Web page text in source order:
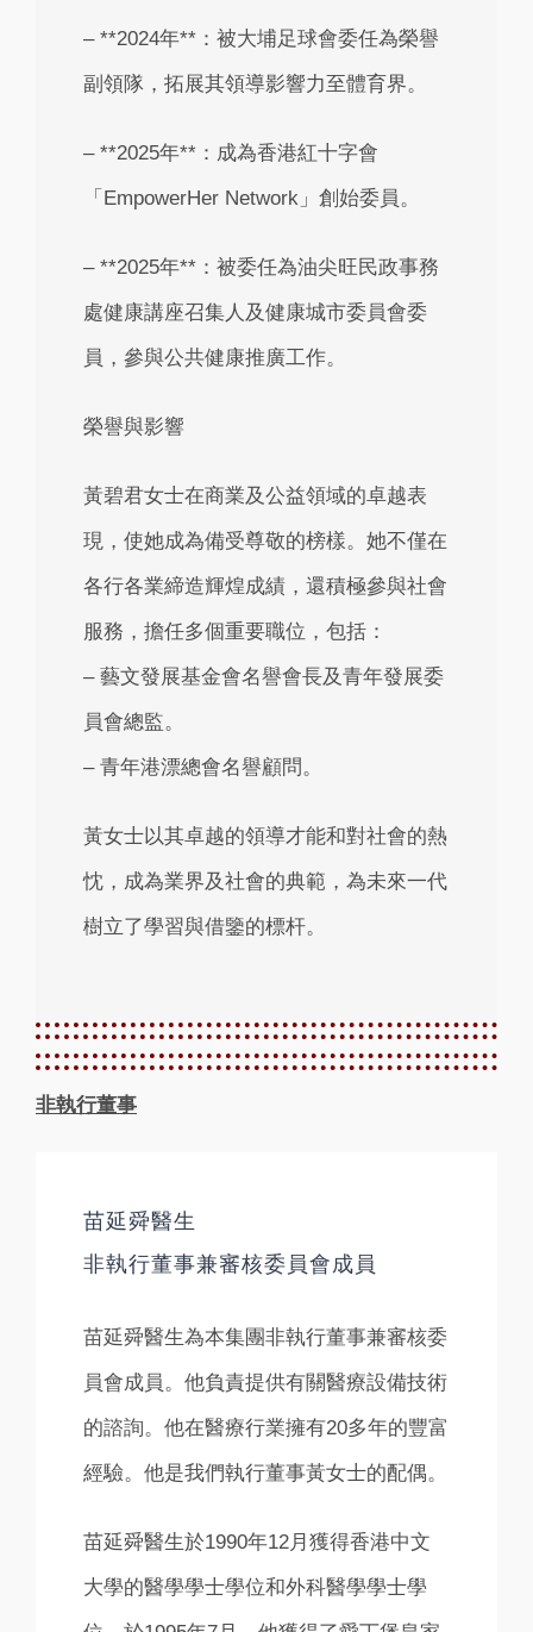
– **2024年**：被大埔足球會委任為榮譽
副領隊，拓展其領導影響力至體育界。
– **2025年**：成為香港紅十字會
「EmpowerHer Network」創始委員。
– **2025年**：被委任為油尖旺民政事務
處健康講座召集人及健康城市委員會委
員，參與公共健康推廣工作。
榮譽與影響
黃碧君女士在商業及公益領域的卓越表
現，使她成為備受尊敬的榜樣。她不僅在
各行各業締造輝煌成績，還積極參與社會
服務，擔任多個重要職位，包括：
– 藝文發展基金會名譽會長及青年發展委
員會總監。
– 青年港漂總會名譽顧問。
黃女士以其卓越的領導才能和對社會的熱
忱，成為業界及社會的典範，為未來一代
樹立了學習與借鑒的標杆。
非執行董事
苗延舜醫生
非執行董事兼審核委員會成員
苗延舜醫生為本集團非執行董事兼審核委
員會成員。他負責提供有關醫療設備技術
的諮詢。他在醫療行業擁有20多年的豐富
經驗。他是我們執行董事黃女士的配偶。
苗延舜醫生於1990年12月獲得香港中文
大學的醫學學士學位和外科醫學學士學